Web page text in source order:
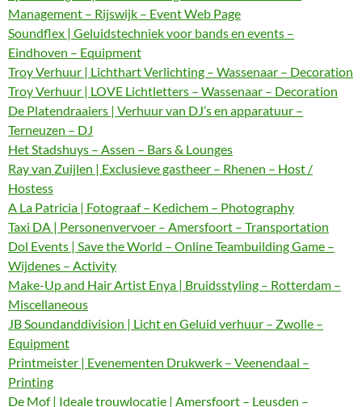
Management – Rijswijk – Event Web Page
Soundflex | Geluidstechniek voor bands en events –
Eindhoven – Equipment
Troy Verhuur | Lichthart Verlichting – Wassenaar – Decoration
Troy Verhuur | LOVE Lichtletters – Wassenaar – Decoration
De Platendraaiers | Verhuur van DJ’s en apparatuur –
Terneuzen – DJ
Het Stadshuys – Assen – Bars & Lounges
Ray van Zuijlen | Exclusieve gastheer – Rhenen – Host /
Hostess
A La Patricia | Fotograaf – Kedichem – Photography
Taxi DA | Personenvervoer – Amersfoort – Transportation
Dol Events | Save the World – Online Teambuilding Game –
Wijdenes – Activity
Make-Up and Hair Artist Enya | Bruidsstyling – Rotterdam –
Miscellaneous
JB Soundanddivision | Licht en Geluid verhuur – Zwolle –
Equipment
Printmeister | Evenementen Drukwerk – Veenendaal –
Printing
De Mof | Ideale trouwlocatie | Amersfoort – Leusden –